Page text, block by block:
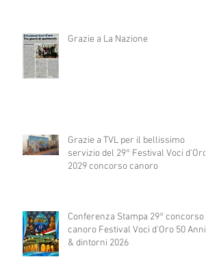
Grazie a La Nazione
Grazie a TVL per il bellissimo
servizio del 29° Festival Voci d'Oro
2029 concorso canoro
Conferenza Stampa 29° concorso
canoro Festival Voci d'Oro 50 Anni
& dintorni 2026